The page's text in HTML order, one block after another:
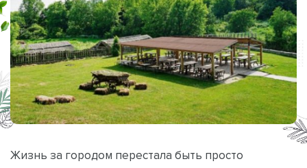
Жизнь за городом перестала быть просто